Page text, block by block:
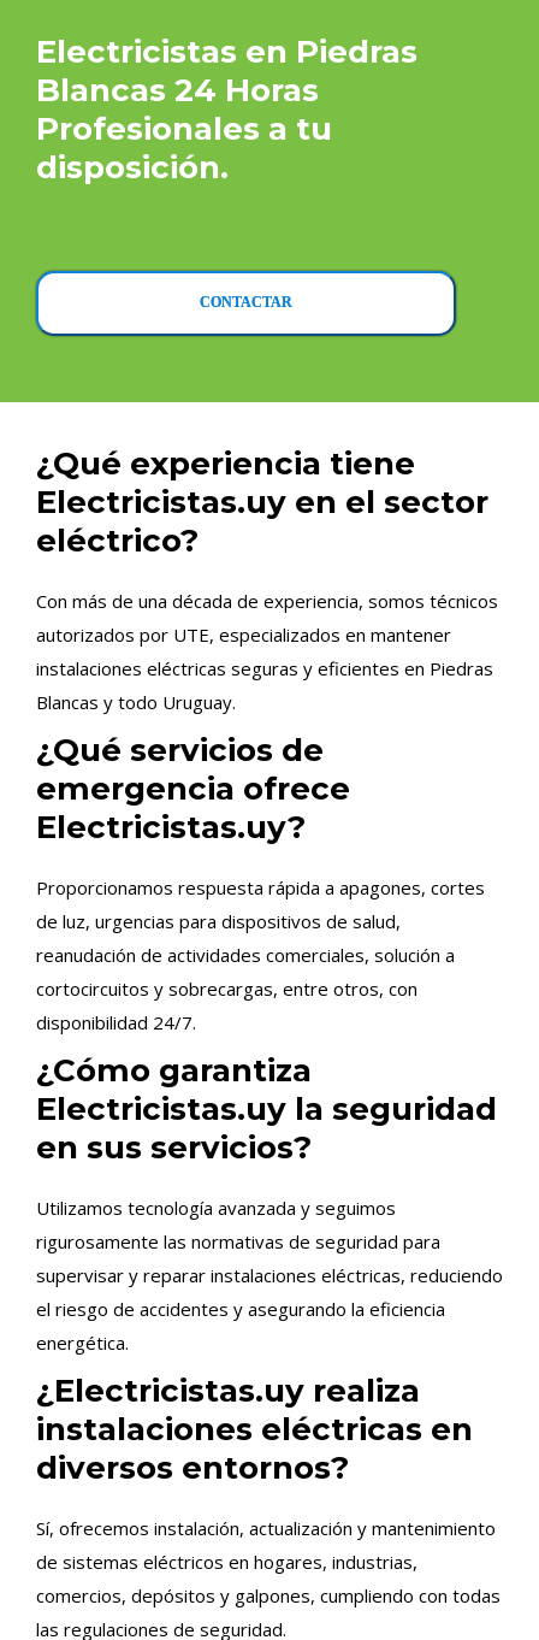
Electricistas en Piedras
Blancas 24 Horas
Profesionales a tu
disposición.
CONTACTAR
¿Qué experiencia tiene
Electricistas.uy en el sector
eléctrico?
Con más de una década de experiencia, somos técnicos
autorizados por UTE, especializados en mantener
instalaciones eléctricas seguras y eficientes en Piedras
Blancas y todo Uruguay.
¿Qué servicios de
emergencia ofrece
Electricistas.uy?
Proporcionamos respuesta rápida a apagones, cortes
de luz, urgencias para dispositivos de salud,
reanudación de actividades comerciales, solución a
cortocircuitos y sobrecargas, entre otros, con
disponibilidad 24/7.
¿Cómo garantiza
Electricistas.uy la seguridad
en sus servicios?
Utilizamos tecnología avanzada y seguimos
rigurosamente las normativas de seguridad para
supervisar y reparar instalaciones eléctricas, reduciendo
el riesgo de accidentes y asegurando la eficiencia
energética.
¿Electricistas.uy realiza
instalaciones eléctricas en
diversos entornos?
Sí, ofrecemos instalación, actualización y mantenimiento
de sistemas eléctricos en hogares, industrias,
comercios, depósitos y galpones, cumpliendo con todas
las regulaciones de seguridad.